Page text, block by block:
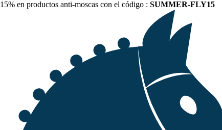
15% en productos anti-moscas con el código : SUMMER-FLY15